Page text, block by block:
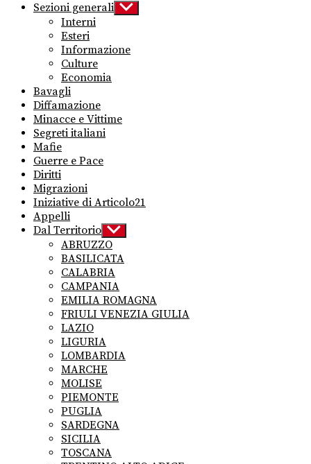
Sezioni generali Show
sub
Interni
Esteri
Informazione
Culture
Economia
Bavagli
Diffamazione
Minacce e Vittime
Segreti italiani
Mafie
Guerre e Pace
Diritti
Migrazioni
Iniziative di Articolo21
Appelli
Dal Territorio Show
sub
menu
ABRUZZO
BASILICATA
CALABRIA
CAMPANIA
EMILIA ROMAGNA
FRIULI VENEZIA GIULIA
LAZIO
LIGURIA
LOMBARDIA
MARCHE
MOLISE
PIEMONTE
PUGLIA
SARDEGNA
SICILIA
TOSCANA